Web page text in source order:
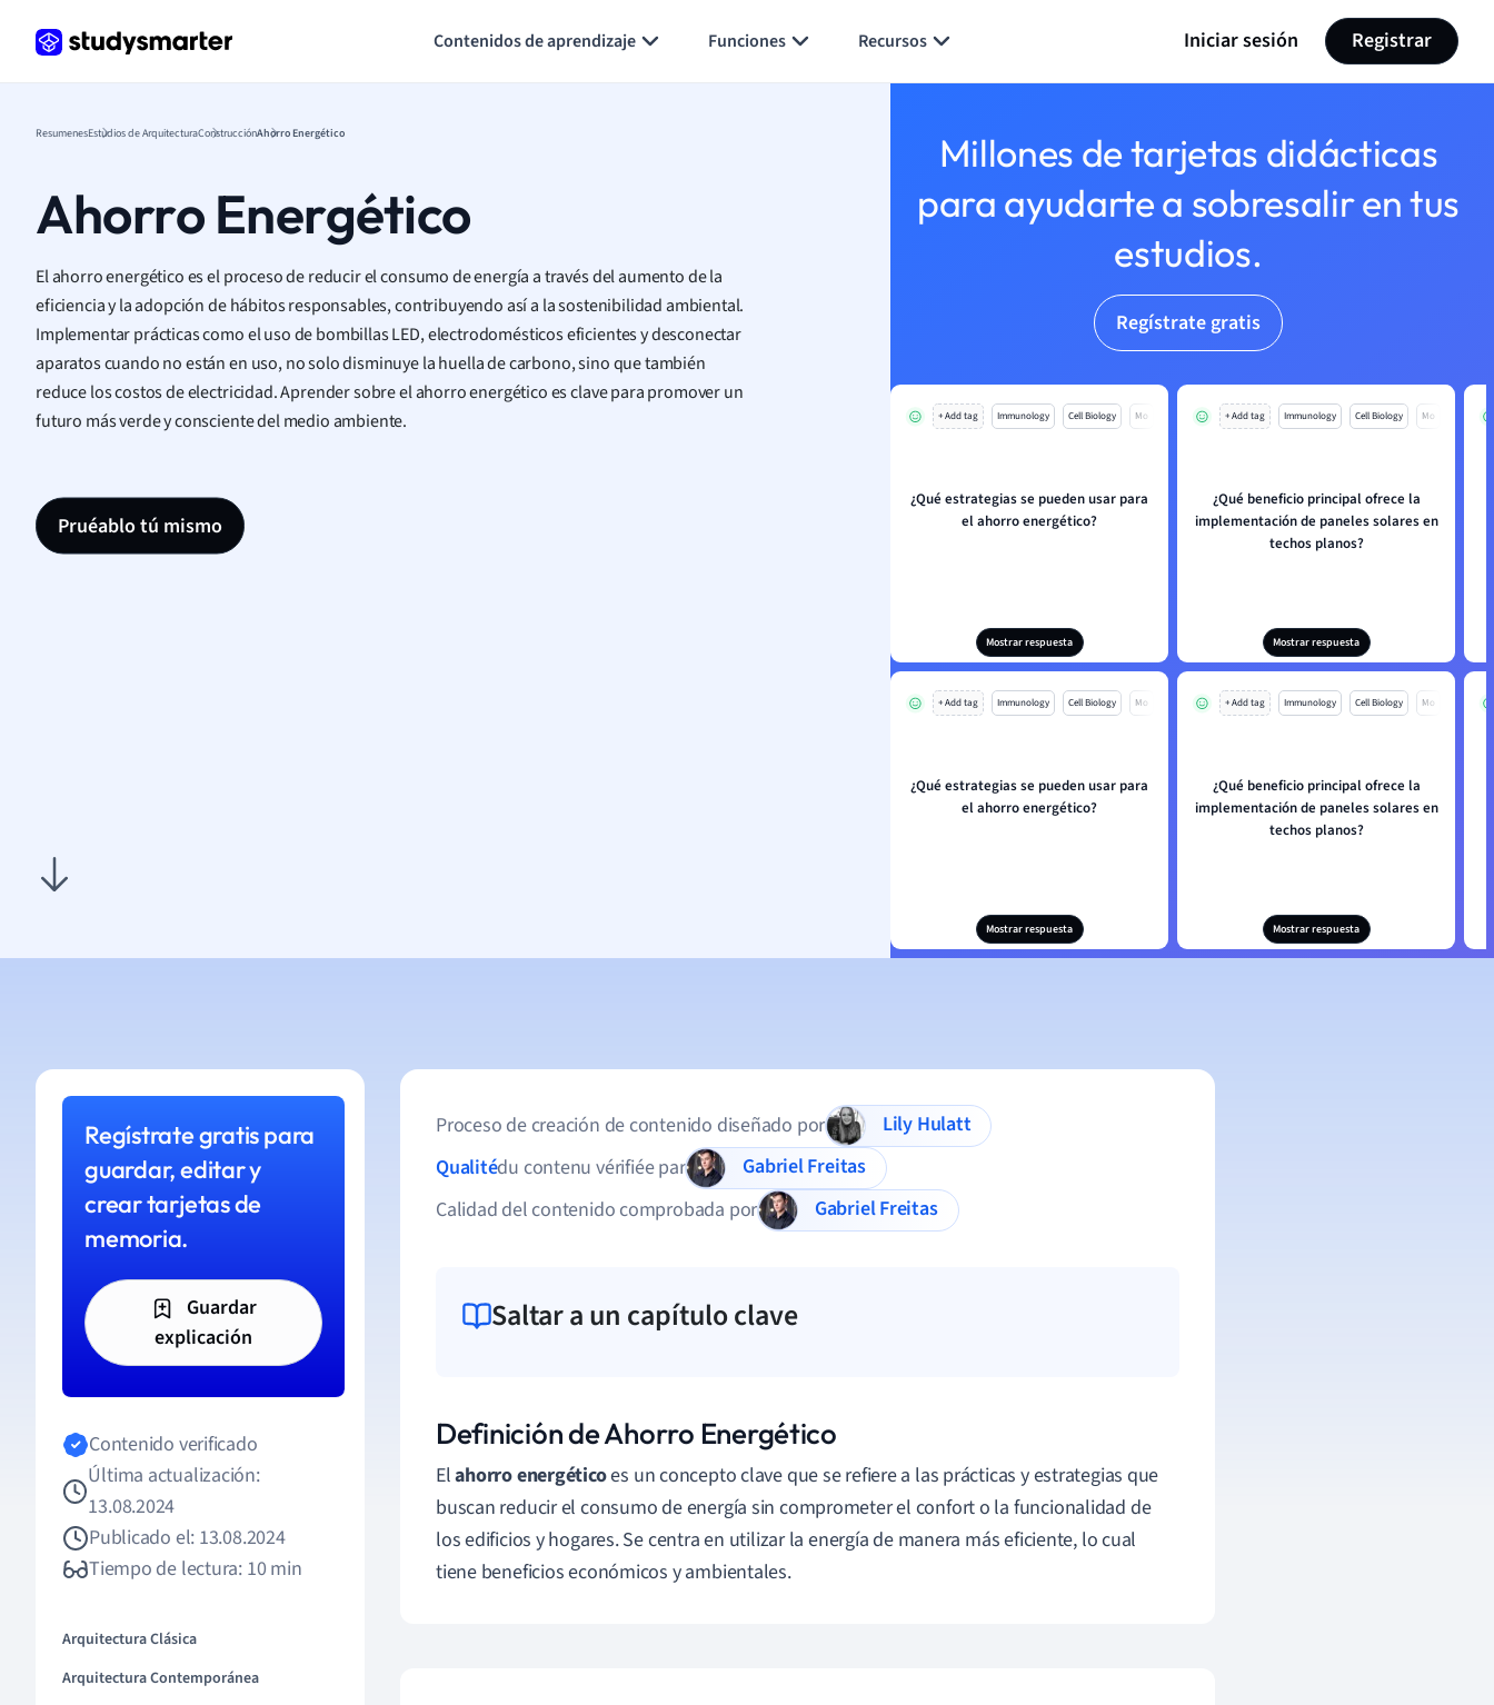
Contenidos de aprendizaje Funciones Recursos Iniciar sesión Registrar
ResumenesEstudios de ArquitecturaConstrucciónAhorro Energético
Ahorro Energético
El ahorro energético es el proceso de reducir el consumo de energía a través del aumento de la
eficiencia y la adopción de hábitos responsables, contribuyendo así a la sostenibilidad ambiental.
Implementar prácticas como el uso de bombillas LED, electrodomésticos eficientes y desconectar
aparatos cuando no están en uso, no solo disminuye la huella de carbono, sino que también
reduce los costos de electricidad. Aprender sobre el ahorro energético es clave para promover un
futuro más verde y consciente del medio ambiente.
Pruéablo tú mismo
Millones de tarjetas didácticas
para ayudarte a sobresalir en tus
estudios.
Regístrate gratis
+ Add tag Immunology Cell Biology Mo
¿Qué estrategias se pueden usar para
el ahorro energético?
Mostrar respuesta
+ Add tag Immunology Cell Biology Mo
¿Qué beneficio principal ofrece la
implementación de paneles solares en
techos planos?
Mostrar respuesta
+ Add tag Immunology Cell Biology Mo
¿Qué estrategias se pueden usar para
el ahorro energético?
Mostrar respuesta
+ Add tag Immunology Cell Biology Mo
¿Qué beneficio principal ofrece la
implementación de paneles solares en
techos planos?
Mostrar respuesta
Regístrate gratis para
guardar, editar y
crear tarjetas de
memoria.
Guardar
explicación
Contenido verificado
Última actualización:
13.08.2024
Publicado el: 13.08.2024
Tiempo de lectura: 10 min
Arquitectura Clásica
Arquitectura Contemporánea
Proceso de creación de contenido diseñado por
Lily Hulatt
Qualitédu contenu vérifiée par
Gabriel Freitas
Calidad del contenido comprobada por
Gabriel Freitas
Saltar a un capítulo clave
Definición de Ahorro Energético
Elahorro energéticoes un concepto clave que se refiere a las prácticas y estrategias que
buscan reducir el consumo de energía sin comprometer el confort o la funcionalidad de
los edificios y hogares. Se centra en utilizar la energía de manera más eficiente, lo cual
tiene beneficios económicos y ambientales.